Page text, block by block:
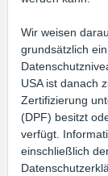
Wir weisen
grundsätzlich
USA ist danach
Zertifizierung
(DPF) besitzt
verfügt.
einschließlich